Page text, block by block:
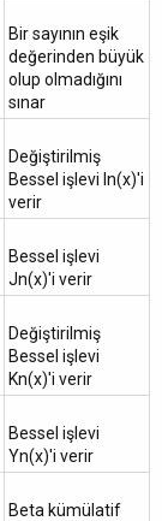
Bir sayının eşik
değerinden büyük
olup olmadığını
sınar
Değiştirilmiş
Bessel işlevi In(x)'i
verir
Bessel işlevi
Jn(x)'i verir
Değiştirilmiş
Bessel işlevi
Kn(x)'i verir
Bessel işlevi
Yn(x)'i verir
Beta kümülatif